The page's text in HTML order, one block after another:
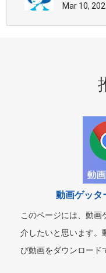
Mar 10,
動画ゲッタ
このページには、動画
介したいと思います。
び動画をダウンロード